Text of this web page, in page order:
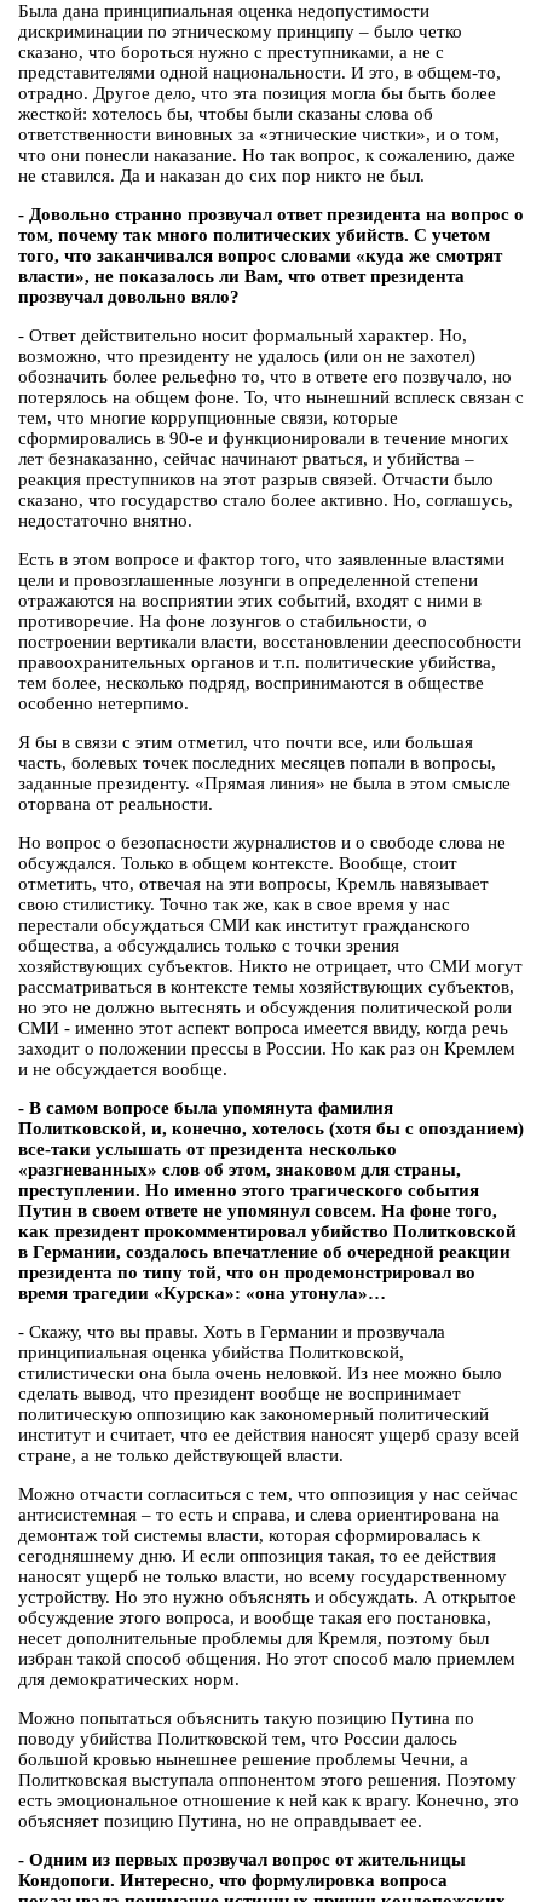
Была дана принципиальная оценка недопустимости
дискриминации по этническому принципу – было четко
сказано, что бороться нужно с преступниками, а не с
представителями одной национальности. И это, в общем-то,
отрадно. Другое дело, что эта позиция могла бы быть более
жесткой: хотелось бы, чтобы были сказаны слова об
ответственности виновных за «этнические чистки», и о том,
что они понесли наказание. Но так вопрос, к сожалению, даже
не ставился. Да и наказан до сих пор никто не был.
- Довольно странно прозвучал ответ президента на вопрос о
том, почему так много политических убийств. С учетом
того, что заканчивался вопрос словами «куда же смотрят
власти», не показалось ли Вам, что ответ президента
прозвучал довольно вяло?
- Ответ действительно носит формальный характер. Но,
возможно, что президенту не удалось (или он не захотел)
обозначить более рельефно то, что в ответе его позвучало, но
потерялось на общем фоне. То, что нынешний всплеск связан с
тем, что многие коррупционные связи, которые
сформировались в 90-е и функционировали в течение многих
лет безнаказанно, сейчас начинают рваться, и убийства –
реакция преступников на этот разрыв связей. Отчасти было
сказано, что государство стало более активно. Но, соглашусь,
недостаточно внятно.
Есть в этом вопросе и фактор того, что заявленные властями
цели и провозглашенные лозунги в определенной степени
отражаются на восприятии этих событий, входят с ними в
противоречие. На фоне лозунгов о стабильности, о
построении вертикали власти, восстановлении дееспособности
правоохранительных органов и т.п. политические убийства,
тем более, несколько подряд, воспринимаются в обществе
особенно нетерпимо.
Я бы в связи с этим отметил, что почти все, или большая
часть, болевых точек последних месяцев попали в вопросы,
заданные президенту. «Прямая линия» не была в этом смысле
оторвана от реальности.
Но вопрос о безопасности журналистов и о свободе слова не
обсуждался. Только в общем контексте. Вообще, стоит
отметить, что, отвечая на эти вопросы, Кремль навязывает
свою стилистику. Точно так же, как в свое время у нас
перестали обсуждаться СМИ как институт гражданского
общества, а обсуждались только с точки зрения
хозяйствующих субъектов. Никто не отрицает, что СМИ могут
рассматриваться в контексте темы хозяйствующих субъектов,
но это не должно вытеснять и обсуждения политической роли
СМИ - именно этот аспект вопроса имеется ввиду, когда речь
заходит о положении прессы в России. Но как раз он Кремлем
и не обсуждается вообще.
- В самом вопросе была упомянута фамилия
Политковской, и, конечно, хотелось (хотя бы с опозданием)
все-таки услышать от президента несколько
«разгневанных» слов об этом, знаковом для страны,
преступлении. Но именно этого трагического события
Путин в своем ответе не упомянул совсем. На фоне того,
как президент прокомментировал убийство Политковской
в Германии, создалось впечатление об очередной реакции
президента по типу той, что он продемонстрировал во
время трагедии «Курска»: «она утонула»…
- Скажу, что вы правы. Хоть в Германии и прозвучала
принципиальная оценка убийства Политковской,
стилистически она была очень неловкой. Из нее можно было
сделать вывод, что президент вообще не воспринимает
политическую оппозицию как закономерный политический
институт и считает, что ее действия наносят ущерб сразу всей
стране, а не только действующей власти.
Можно отчасти согласиться с тем, что оппозиция у нас сейчас
антисистемная – то есть и справа, и слева ориентирована на
демонтаж той системы власти, которая сформировалась к
сегодняшнему дню. И если оппозиция такая, то ее действия
наносят ущерб не только власти, но всему государственному
устройству. Но это нужно объяснять и обсуждать. А открытое
обсуждение этого вопроса, и вообще такая его постановка,
несет дополнительные проблемы для Кремля, поэтому был
избран такой способ общения. Но этот способ мало приемлем
для демократических норм.
Можно попытаться объяснить такую позицию Путина по
поводу убийства Политковской тем, что России далось
большой кровью нынешнее решение проблемы Чечни, а
Политковская выступала оппонентом этого решения. Поэтому
есть эмоциональное отношение к ней как к врагу. Конечно, это
объясняет позицию Путина, но не оправдывает ее.
- Одним из первых прозвучал вопрос от жительницы
Кондопоги. Интересно, что формулировка вопроса